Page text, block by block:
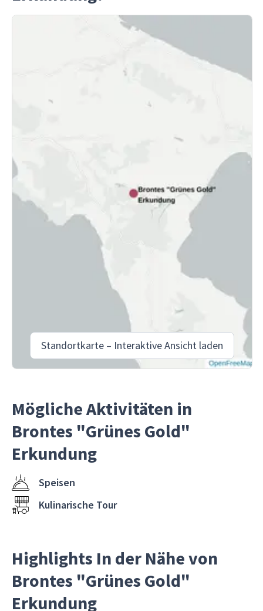
Standortkarte – Interaktive Ansicht laden
Mögliche Aktivitäten in
Brontes "Grünes Gold"
Erkundung
Speisen
Kulinarische Tour
Highlights In der Nähe von
Brontes "Grünes Gold"
Erkundung